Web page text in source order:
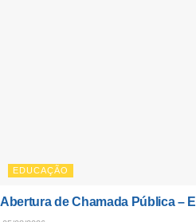
EDUCAÇÃO
Abertura de Chamada Pública –